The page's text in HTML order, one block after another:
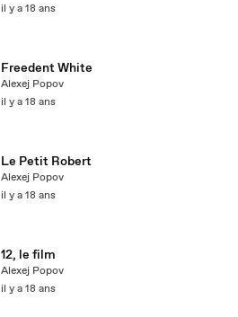
il y a 18 ans
Freedent White
Alexej Popov
il y a 18 ans
Le Petit Robert
Alexej Popov
il y a 18 ans
12, le film
Alexej Popov
il y a 18 ans